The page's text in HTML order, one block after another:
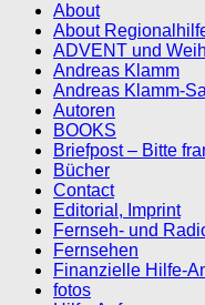
About
About
ADVENT und
Andreas Klamm
Andreas Klamm-
Autoren
BOOKS
Briefpost – Bitte
Bücher
Contact
Editorial, Imprint
Fernseh- und
Fernsehen
Finanzielle Hilfe-
fotos